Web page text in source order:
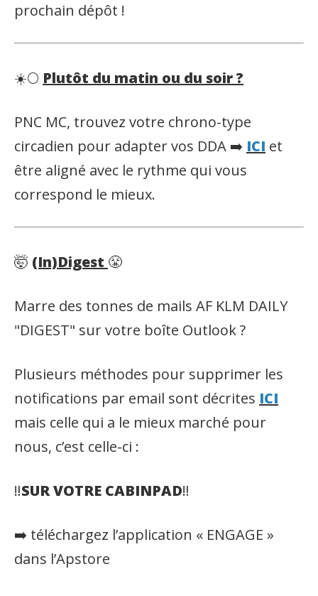
prochain dépôt !
☀️🌕 Plutôt du matin ou du soir ?
PNC MC, trouvez votre chrono-type
circadien pour adapter vos DDA ➡️ ICI et
être aligné avec le rythme qui vous
correspond le mieux.
🤯 (In)Digest 😤
Marre des tonnes de mails AF KLM DAILY
"DIGEST" sur votre boîte Outlook ?
Plusieurs méthodes pour supprimer les
notifications par email sont décrites ICI
mais celle qui a le mieux marché pour
nous, c’est celle-ci :
‼️SUR VOTRE CABINPAD‼️
➡️ téléchargez l’application « ENGAGE »
dans l’Apstore